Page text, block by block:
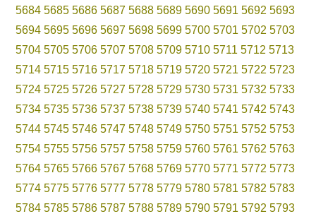
5684 5685 5686 5687 5688 5689 5690 5691 5692 5693
5694 5695 5696 5697 5698 5699 5700 5701 5702 5703
5704 5705 5706 5707 5708 5709 5710 5711 5712 5713
5714 5715 5716 5717 5718 5719 5720 5721 5722 5723
5724 5725 5726 5727 5728 5729 5730 5731 5732 5733
5734 5735 5736 5737 5738 5739 5740 5741 5742 5743
5744 5745 5746 5747 5748 5749 5750 5751 5752 5753
5754 5755 5756 5757 5758 5759 5760 5761 5762 5763
5764 5765 5766 5767 5768 5769 5770 5771 5772 5773
5774 5775 5776 5777 5778 5779 5780 5781 5782 5783
5784 5785 5786 5787 5788 5789 5790 5791 5792 5793